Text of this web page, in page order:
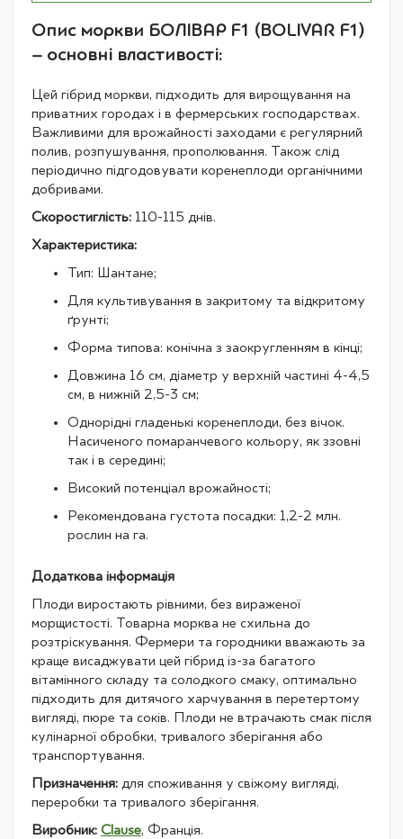
Опис моркви БОЛІВАР F1 (BOLIVAR F1)
– основні властивості:
Цей гібрид моркви, підходить для вирощування на
приватних городах і в фермерських господарствах.
Важливими для врожайності заходами є регулярний
полив, розпушування, прополювання. Також слід
періодично підгодовувати коренеплоди органічними
добривами.
Скоростиглість: 110-115 днів.
Характеристика:
Тип: Шантане;
Для культивування в закритому та відкритому
ґрунті;
Форма типова: конічна з заокругленням в кінці;
Довжина 16 см, діаметр у верхній частині 4-4,5
см, в нижній 2,5-3 см;
Однорідні гладенькі коренеплоди, без вічок.
Насиченого помаранчевого кольору, як ззовні
так і в середині;
Високий потенціал врожайності;
Рекомендована густота посадки: 1,2-2 млн.
рослин на га.
Додаткова інформація
Плоди виростають рівними, без вираженої
морщистості. Товарна морква не схильна до
розтріскування. Фермери та городники вважають за
краще висаджувати цей гібрид із-за багатого
вітамінного складу та солодкого смаку, оптимально
підходить для дитячого харчування в перетертому
вигляді, пюре та соків. Плоди не втрачають смак після
кулінарної обробки, тривалого зберігання або
транспортування.
Призначення: для споживання у свіжому вигляді,
переробки та тривалого зберігання.
Виробник: Clause, Франція.